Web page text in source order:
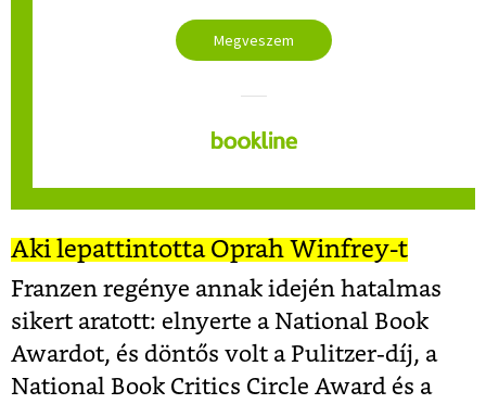
Megveszem
Aki lepattintotta Oprah Winfrey-t
Franzen regénye annak idején hatalmas
sikert aratott: elnyerte a National Book
Awardot, és döntős volt a Pulitzer-díj, a
National Book Critics Circle Award és a